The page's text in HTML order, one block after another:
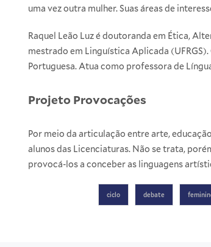
uma vez outra mulher. Suas áreas de
Raquel Leão Luz é doutoranda em Ética,
mestrado em Linguística Aplicada
Portuguesa. Atua como professora de
Projeto Provocações
Por meio da articulação entre arte,
alunos das Licenciaturas. Não se trata,
provocá-los a conceber as linguagens
ciclo debate